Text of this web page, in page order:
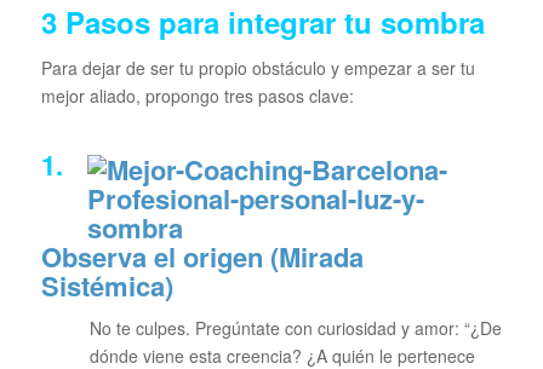
3 Pasos para integrar tu sombra
Para dejar de ser tu propio obstáculo y empezar a ser tu
mejor aliado, propongo tres pasos clave:
1.
Observa el origen (Mirada
Sistémica)
No te culpes. Pregúntate con curiosidad y amor: “¿De
dónde viene esta creencia? ¿A quién le pertenece